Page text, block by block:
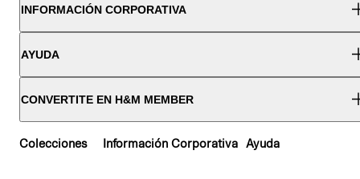
INFORMACIÓN CORPORATIVA
AYUDA
CONVERTITE EN H&M MEMBER
Colecciones Información Corporativa Ayuda